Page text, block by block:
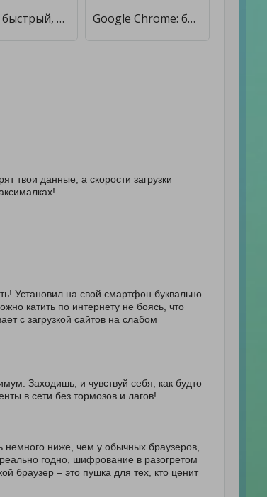
Firefox: быстрый, приватный и безопасный браузер [Premium] Google Chrome: быстрый браузер [Premium]
твои данные, а скорости загрузки
Установил на свой смартфон буквально
катить по интернету не боясь, что
с загрузкой сайтов на слабом
Заходишь, и чувствуй себя, как будто
в сети без тормозов и лагов!
немного ниже, чем у обычных браузеров,
годно, шифрование в разогретом
браузер – это пушка для тех, кто ценит